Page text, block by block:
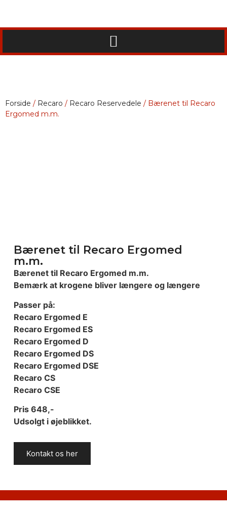
Forside / Recaro / Recaro Reservedele / Bærenet til Recaro
Ergomed m.m.
Bærenet til Recaro Ergomed
m.m.
Bærenet til Recaro Ergomed m.m.
Bemærk at krogene bliver længere og længere
Passer på:
Recaro Ergomed E
Recaro Ergomed ES
Recaro Ergomed D
Recaro Ergomed DS
Recaro Ergomed DSE
Recaro CS
Recaro CSE
Pris 648,-
Udsolgt i øjeblikket.
Kontakt os her